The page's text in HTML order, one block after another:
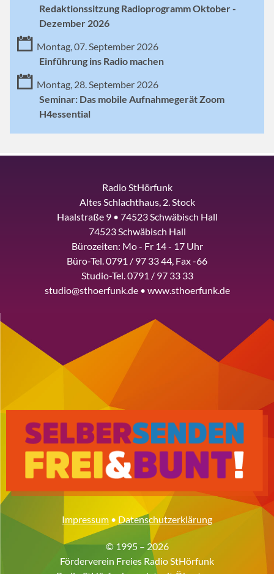
Redaktionssitzung Radioprogramm Oktober -
Dezember 2026
Montag, 07. September 2026
Einführung ins Radio machen
Montag, 28. September 2026
Seminar: Das mobile Aufnahmegerät Zoom
H4essential
Radio StHörfunk
Altes Schlachthaus, 2. Stock
Haalstraße 9 • 74523 Schwäbisch Hall
74523 Schwäbisch Hall
Bürozeiten: Mo - Fr 14 - 17 Uhr
Büro-Tel. 0791 / 97 33 44, Fax -66
Studio-Tel. 0791 / 97 33 33
studio@sthoerfunk.de • www.sthoerfunk.de
Impressum • Datenschutzerklärung
© 1995 – 2026
Förderverein Freies Radio StHörfunk